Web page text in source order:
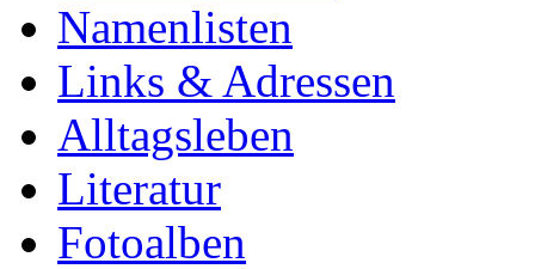
Namenlisten
Links & Adressen
Alltagsleben
Literatur
Fotoalben